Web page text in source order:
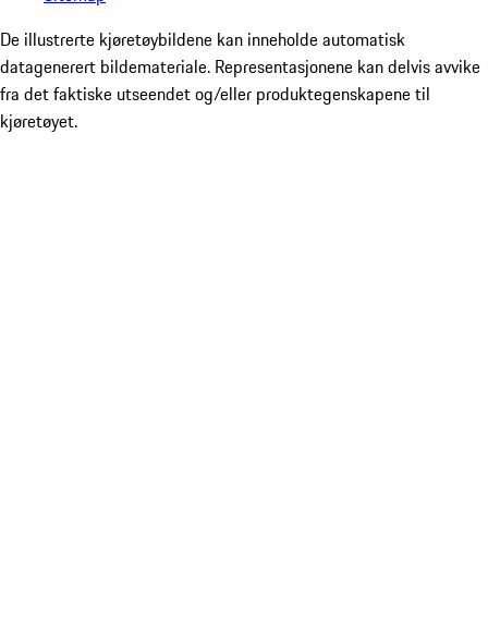
De illustrerte kjøretøybildene kan inneholde automatisk
datagenerert bildemateriale. Representasjonene kan delvis avvike
fra det faktiske utseendet og/eller produktegenskapene til
kjøretøyet.